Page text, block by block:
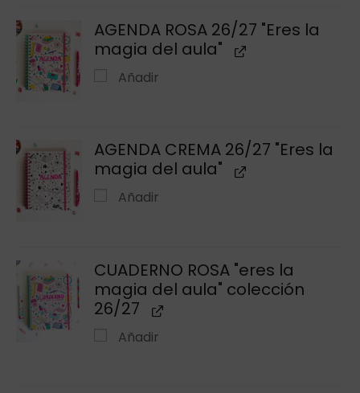
AGENDA ROSA 26/27 "Eres la
magia del aula"
Añadir
AGENDA CREMA 26/27 "Eres la
magia del aula"
Añadir
CUADERNO ROSA "eres la
magia del aula" colección
26/27
Añadir